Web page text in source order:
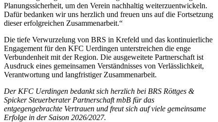
Planungssicherheit, um den Verein nachhaltig weiterzuentwickeln.
Dafür bedanken wir uns herzlich und freuen uns auf die Fortsetzung
dieser erfolgreichen Zusammenarbeit.“
Die tiefe Verwurzelung von BRS in Krefeld und das kontinuierliche
Engagement für den KFC Uerdingen unterstreichen die enge
Verbundenheit mit der Region. Die ausgeweitete Partnerschaft ist
Ausdruck eines gemeinsamen Verständnisses von Verlässlichkeit,
Verantwortung und langfristiger Zusammenarbeit.
Der KFC Uerdingen bedankt sich herzlich bei BRS Röttges &
Spicker Steuerberater Partnerschaft mbB für das
entgegengebrachte Vertrauen und freut sich auf viele gemeinsame
Erfolge in der Saison 2026/2027.